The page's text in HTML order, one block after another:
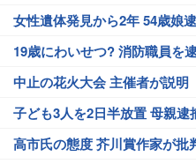
女性遺体発見から2年 54歳娘
19歳にわいせつ? 消防職員を
中止の花火大会 主催者が説明
子ども3人を2日半放置 母親逮
高市氏の態度 芥川賞作家が批